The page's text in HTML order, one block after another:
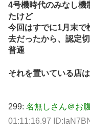
4号機時代のみなし機
たけど
今回はすでに1月末で
去だったから、認定
普通
それを置いている店
299: 名無しさん＠お
01:11:16.97